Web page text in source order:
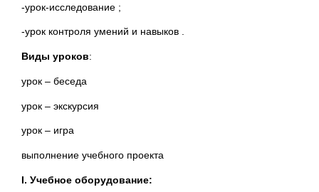
-урок-исследование ;
-урок контроля умений и навыков .
Виды уроков:
урок – беседа
урок – экскурсия
урок – игра
выполнение учебного проекта
I. Учебное оборудование: